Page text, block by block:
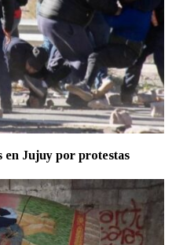
en Jujuy por protestas